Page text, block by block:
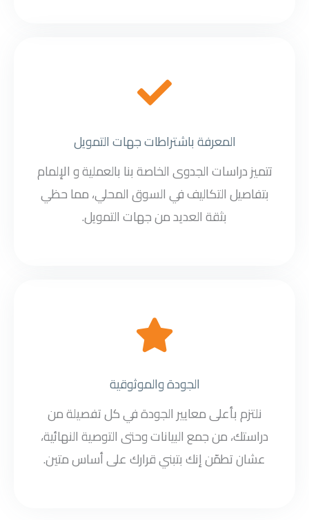
المعرفة باشتراطات جهات التمويل
تتميز دراسات الجدوى الخاصة بنا بالعملية و الإلمام
بتفاصيل التكاليف في السوق المحلي، مما حظي
بثقة العديد من جهات التمويل.
الجودة والموثوقية
نلتزم بأعلى معايير الجودة في كل تفصيلة من
دراستك، من جمع البيانات وحتى التوصية النهائية،
عشان تطمّن إنك بتبني قرارك على أساس متين.